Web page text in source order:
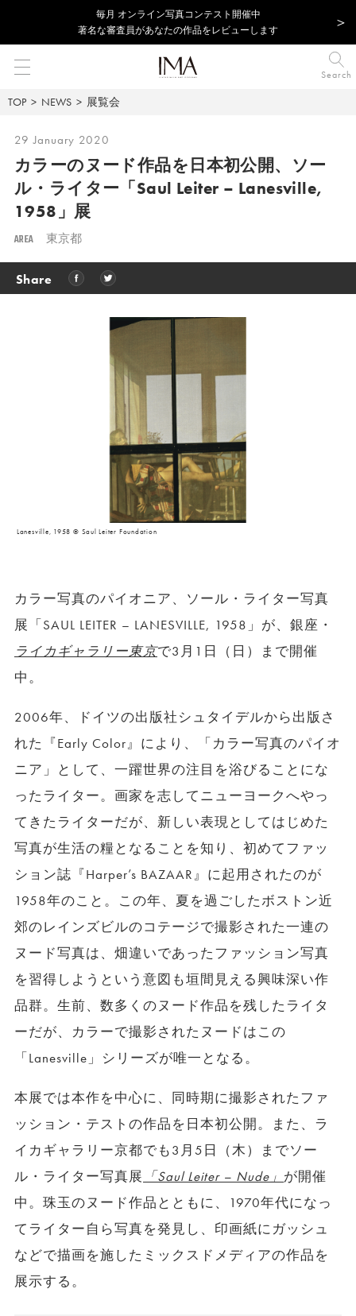
毎⽉ オンライン写真コンテスト開催中
著名な審査員があなたの作品をレビューします
Search
TOP NEWS 展覧会
29 January 2020
カラーのヌード作品を日本初公開、ソー
ル・ライター「Saul Leiter – Lanesville,
1958」展
AREA 東京都
Share
Lanesville, 1958 © Saul Leiter Foundation
カラー写真のパイオニア、ソール・ライター写真
展「SAUL LEITER – LANESVILLE, 1958」が、銀座・
ライカギャラリー東京で3月1日（日）まで開催
中。
2006年、ドイツの出版社シュタイデルから出版さ
れた『Early Color』により、「カラー写真のパイオ
ニア」として、一躍世界の注目を浴びることにな
ったライター。画家を志してニューヨークへやっ
てきたライターだが、新しい表現としてはじめた
写真が生活の糧となることを知り、初めてファッ
ション誌『Harper’s BAZAAR』に起用されたのが
1958年のこと。この年、夏を過ごしたボストン近
郊のレインズビルのコテージで撮影された一連の
ヌード写真は、畑違いであったファッション写真
を習得しようという意図も垣間見える興味深い作
品群。生前、数多くのヌード作品を残したライタ
ーだが、カラーで撮影されたヌードはこの
「Lanesville」シリーズが唯一となる。
本展では本作を中心に、同時期に撮影されたファ
ッション・テストの作品を日本初公開。また、ラ
イカギャラリー京都でも3月5日（木）までソー
ル・ライター写真展 「Saul Leiter – Nude」 が開催
中。珠玉のヌード作品とともに、1970年代になっ
てライター自ら写真を発見し、印画紙にガッシュ
などで描画を施したミックスドメディアの作品を
展示する。